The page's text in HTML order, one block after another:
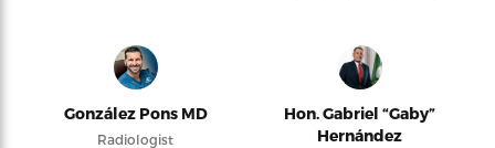
González Pons MD
Radiologist
Hon. Gabriel “Gaby”
Hernández